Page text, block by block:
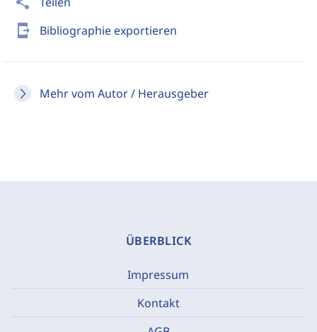
send_to_mobile Bibliographie exportieren
Mehr vom Autor / Herausgeber
ÜBERBLICK
Impressum
Kontakt